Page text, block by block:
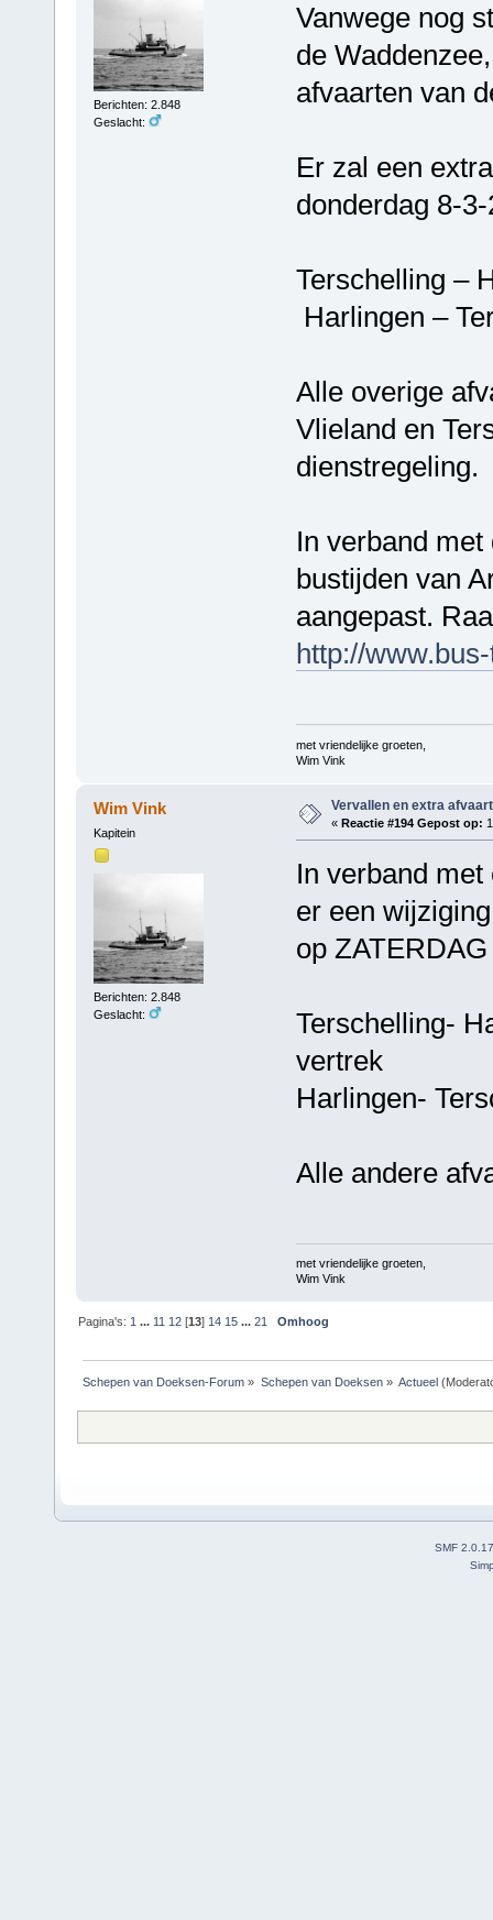
Berichten: 2.848
Geslacht:
Vanwege nog
de
afvaarten van
Er zal een
donderdag 8-
Terschelling –
Harlingen –
Alle overige
Vlieland en
dienstregeling.
In verband
bustijden van
aangepast.
http://
met vriendelijke groeten,
Wim Vink
Wim Vink
Kapitein
Berichten: 2.848
Geslacht:
Vervallen en extra
« Reactie #194 Gepost op:
In verband
er een
op
Terschelling-
vertrek
Harlingen-
Alle andere
met vriendelijke groeten,
Wim Vink
Pagina's: 1 ... 11 12 [13] 14 15 ...21 Omhoog
Schepen van Doeksen-Forum » Schepen van Doeksen» Actueel
SMF 2.0.17